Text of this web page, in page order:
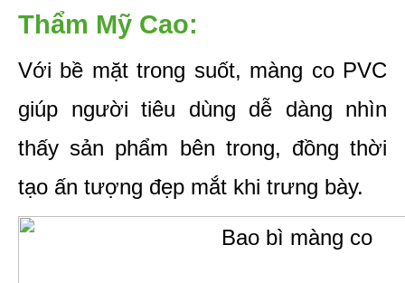
Thẩm Mỹ Cao:
Với bề mặt trong suốt, màng co PVC
giúp người tiêu dùng dễ dàng nhìn
thấy sản phẩm bên trong, đồng thời
tạo ấn tượng đẹp mắt khi trưng bày.